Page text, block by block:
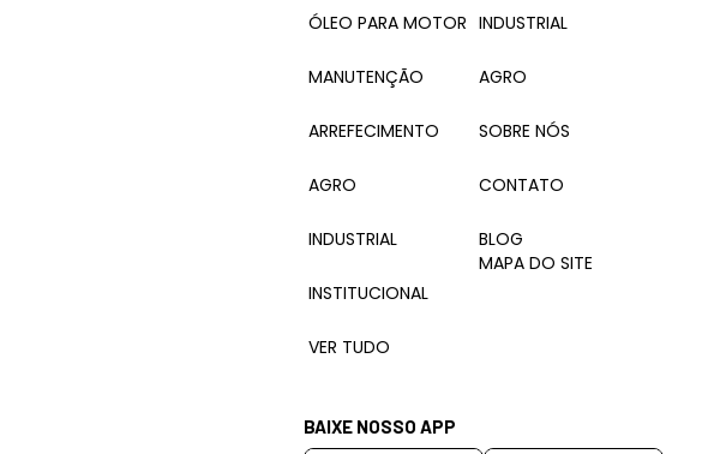
ÓLEO PARA MOTOR
MANUTENÇÃO
ARREFECIMENTO
AGRO
INDUSTRIAL
INSTITUCIONAL
VER TUDO
INDUSTRIAL
AGRO
SOBRE NÓS
CONTATO
BLOG
MAPA DO SITE
BAIXE NOSSO APP